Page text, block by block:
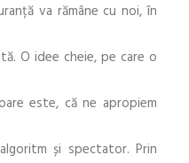
va rămâne cu noi, în
O idee cheie, pe care o
este, că ne apropiem
și spectator. Prin